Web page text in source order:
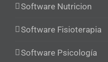
Software Nutricion
Software Fisioterapia
Software Psicología